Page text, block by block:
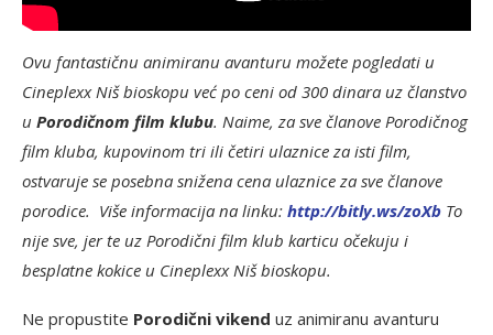
Ovu fantastičnu animiranu avanturu možete pogledati u
Cineplexx Niš bioskopu već po ceni od 300 dinara uz članstvo
u Porodičnom film klubu. Naime, za sve članove Porodičnog
film kluba, kupovinom tri ili četiri ulaznice za isti film,
ostvaruje se posebna snižena cena ulaznice za sve članove
porodice. Više informacija na linku: http://bitly.ws/zoXb To
nije sve, jer te uz Porodični film klub karticu očekuju i
besplatne kokice u Cineplexx Niš bioskopu.
Ne propustite Porodični vikend uz animiranu avanturu